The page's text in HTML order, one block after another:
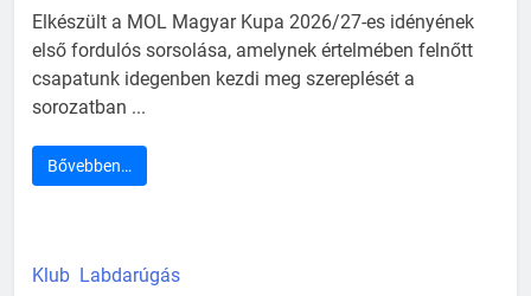
Elkészült a MOL Magyar Kupa 2026/27-es idényének
első fordulós sorsolása, amelynek értelmében felnőtt
csapatunk idegenben kezdi meg szereplését a
sorozatban ...
Bővebben…
Klub Labdarúgás